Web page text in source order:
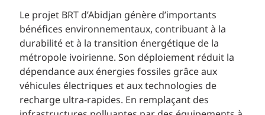
Le projet BRT d’Abidjan génère d’importants
bénéfices environnementaux, contribuant à la
durabilité et à la transition énergétique de la
métropole ivoirienne. Son déploiement réduit la
dépendance aux énergies fossiles grâce aux
véhicules électriques et aux technologies de
recharge ultra-rapides. En remplaçant des